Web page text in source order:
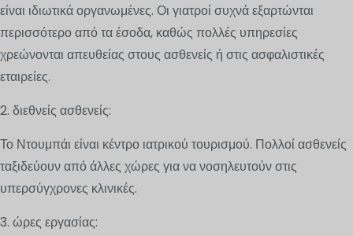
είναι ιδιωτικά οργανωμένες. Οι γιατροί συχνά εξαρτώνται
περισσότερο από τα έσοδα, καθώς πολλές υπηρεσίες
χρεώνονται απευθείας στους ασθενείς ή στις ασφαλιστικές
εταιρείες.
2. διεθνείς ασθενείς:
Το Ντουμπάι είναι κέντρο ιατρικού τουρισμού. Πολλοί ασθενείς
ταξιδεύουν από άλλες χώρες για να νοσηλευτούν στις
υπερσύγχρονες κλινικές.
3. ώρες εργασίας: